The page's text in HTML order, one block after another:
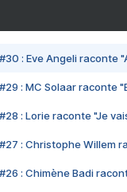
#30 : Eve Angeli raconte
#29 : MC Solaar raconte
#28 : Lorie raconte "Je
#27 : Christophe Willem
#26 : Chimène Badi